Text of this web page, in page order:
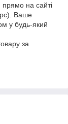
прямо на сайті
Ваше
у будь-який
за